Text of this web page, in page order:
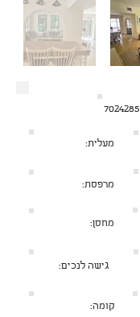
7024285
מעלית:
מרפסת:
מחסן:
גישה לנכים:
קומה: